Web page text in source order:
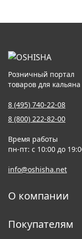
Розничный портал
товаров для кальяна
8 (495) 740-22-08
8 (800) 222-82-00
Время работы
пн-пт: с 10:00 до
info@oshisha.net
О компании
Покупателям